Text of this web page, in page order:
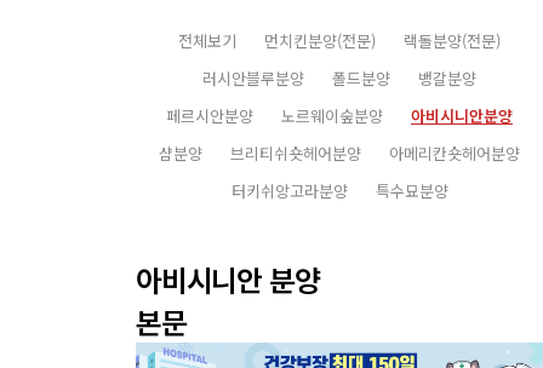
전체보기 먼치킨분양(전문)
랙돌분양(전문)
러시안블루분양
폴드분양
뱅갈분양
페르시안분양
노르웨이숲분양
아비시니안분양
샴분양
브리티쉬숏헤어분양
아메리칸숏헤어분양
터키쉬앙고라분양
특수묘분양
아비시니안 분양
본문